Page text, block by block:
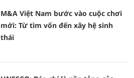
M&A Việt Nam bước vào cuộc chơi
mới: Từ tìm vốn đến xây hệ sinh
thái